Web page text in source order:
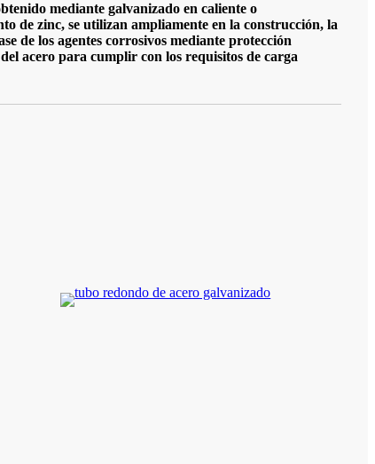
mediante galvanizado en caliente o
de zinc, se utilizan ampliamente en la construcción, la
de los agentes corrosivos mediante protección
acero para cumplir con los requisitos de carga